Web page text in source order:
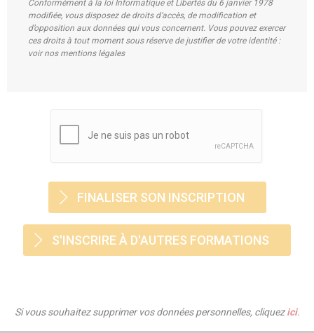
Conformément à la loi Informatique et Libertés du 6 janvier 1978
modifiée, vous disposez de droits d’accès, de modification et
d’opposition aux données qui vous concernent. Vous pouvez exercer
ces droits à tout moment sous réserve de justifier de votre identité :
voir nos mentions légales
S'INSCRIRE À D'AUTRES FORMATIONS
Si vous souhaitez supprimer vos données personnelles, cliquezici.